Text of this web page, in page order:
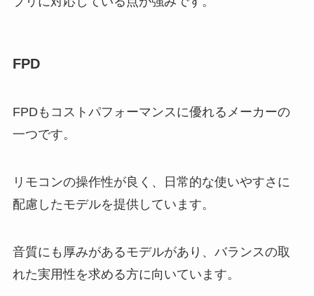
FPD
FPDもコストパフォーマンスに優れるメーカーの
一つです。
リモコンの操作性が良く、日常的な使いやすさに
配慮したモデルを提供しています。
音質にも厚みがあるモデルがあり、バランスの取
れた実用性を求める方に向いています。